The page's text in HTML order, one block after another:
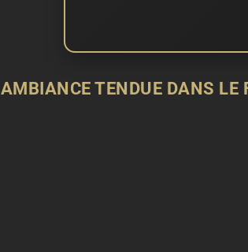
AMBIANCE TENDUE DANS LE